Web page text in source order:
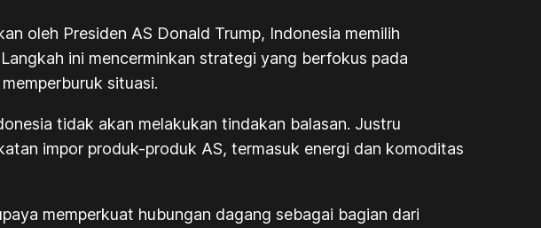
oleh Presiden AS Donald Trump, Indonesia memilih
ini mencerminkan strategi yang berfokus pada
situasi.
tidak akan melakukan tindakan balasan. Justru
impor produk-produk AS, termasuk energi dan komoditas
memperkuat hubungan dagang sebagai bagian dari